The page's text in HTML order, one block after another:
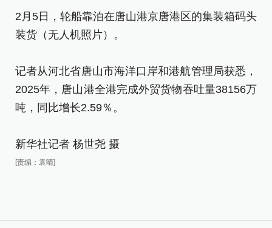
2月5日，轮船靠泊在唐山港京唐港区的集装箱码头
装货（无人机照片）。
记者从河北省唐山市海洋口岸和港航管理局获悉，
2025年，唐山港全港完成外贸货物吞吐量38156万
吨，同比增长2.59％。
新华社记者 杨世尧 摄
[责编：袁晴]